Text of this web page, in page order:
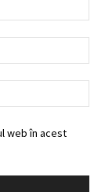
web în acest